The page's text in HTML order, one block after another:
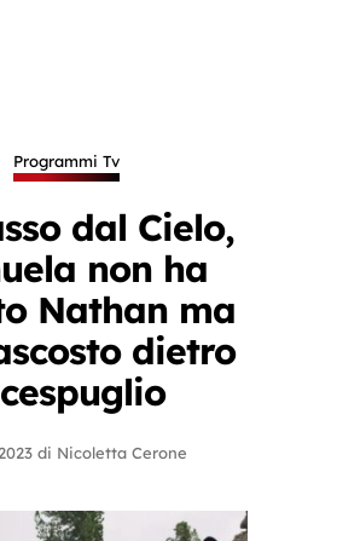
Programmi Tv
dal Cielo,
non ha
Nathan ma
dietro
di Nicoletta Cerone